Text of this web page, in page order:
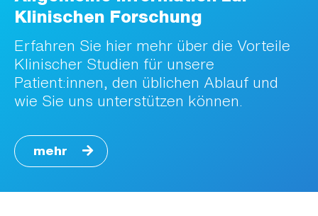
Klinischen Forschung
Erfahren Sie hier mehr über die Vorteile
Klinischer Studien für unsere
Patient:innen, den üblichen Ablauf und
wie Sie uns unterstützen können.
mehr